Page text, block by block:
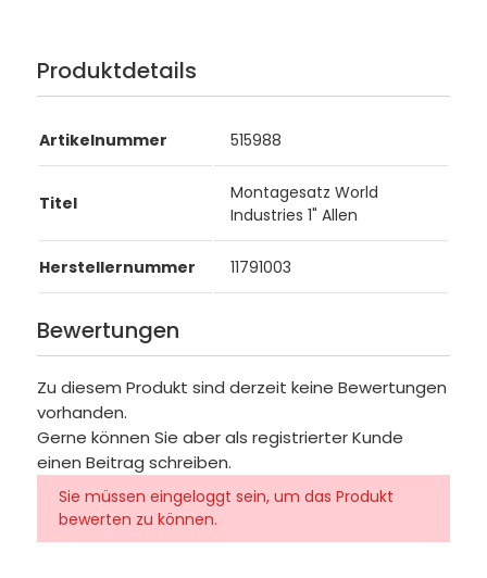
Produktdetails
Artikelnummer 515988
Titel
Montagesatz World
Industries 1" Allen
Herstellernummer 11791003
Bewertungen
Zu diesem Produkt sind derzeit keine Bewertungen
vorhanden.
Gerne können Sie aber als registrierter Kunde
einen Beitrag schreiben.
Sie müssen eingeloggt sein, um das Produkt
bewerten zu können.